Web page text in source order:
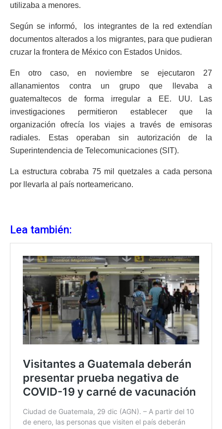
utilizaba a menores.
Según se informó, los integrantes de la red extendían
documentos alterados a los migrantes, para que pudieran
cruzar la frontera de México con Estados Unidos.
En otro caso, en noviembre se ejecutaron 27
allanamientos contra un grupo que llevaba a
guatemaltecos de forma irregular a EE. UU. Las
investigaciones permitieron establecer que la
organización ofrecía los viajes a través de emisoras
radiales. Estas operaban sin autorización de la
Superintendencia de Telecomunicaciones (SIT).
La estructura cobraba 75 mil quetzales a cada persona
por llevarla al país norteamericano.
Lea también: